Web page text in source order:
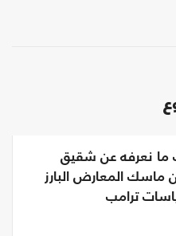
ما نعرفه عن شقيق
ماسك المعارض البارز
ترامب